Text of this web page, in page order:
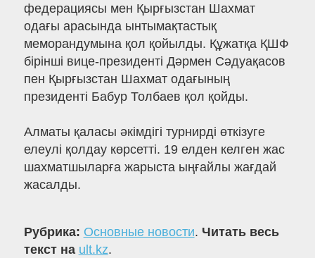
федерациясы мен Қырғызстан Шахмат
одағы арасында ынтымақтастық
меморандумына қол қойылды. Құжатқа ҚШФ
бірінші вице-президенті Дәрмен Сәдуақасов
пен Қырғызстан Шахмат одағының
президенті Бабур Толбаев қол қойды.
Алматы қаласы әкімдігі турнирді өткізуге
елеулі қолдау көрсетті. 19 елден келген жас
шахматшыларға жарыста ыңғайлы жағдай
жасалды.
Рубрика: Основные новости. Читать весь
текст на ult.kz.